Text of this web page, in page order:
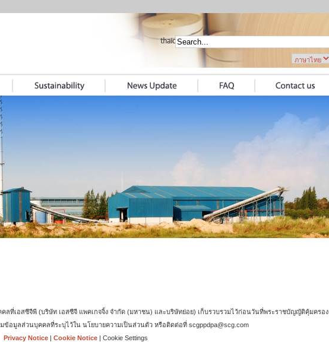
ที่เอสซีจีพี (บริษัท เอสซีจี แพคเกจจิ้ง จำกัด (มหาชน) และบริษัทย่อย) เก็บรวบรวมไว้ก่อนวันที่พระราชบัญญัติคุ้มครอง
อมูลส่วนบุคคลที่ระบุไว้ใน นโยบายความเป็นส่วนตัว หรือติดต่อที่ scgppdpa@scg.com
Privacy Notice| Cookie Notice| Cookie Settings